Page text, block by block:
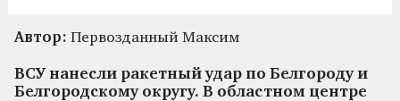
Автор: Первозданный Максим
ВСУ нанесли ракетный удар по Белгороду и
Белгородскому округу. В областном центре